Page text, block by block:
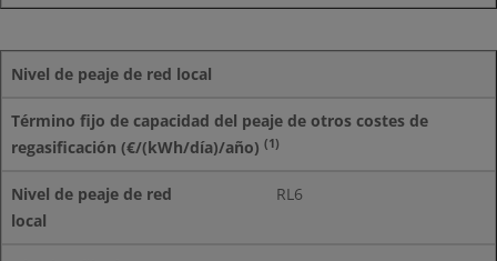
Nivel de peaje de red local
Término fijo de capacidad del peaje de otros costes de
regasificación (€/(kWh/día)/año) (1)
RL6